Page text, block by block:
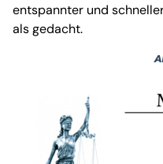
entspannter und
als gedacht.